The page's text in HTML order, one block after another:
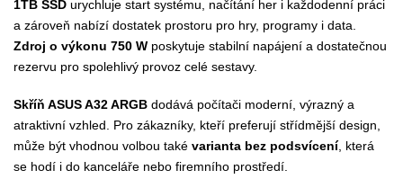
1TB SSD urychluje start systému, načítání her i každodenní práci
a zároveň nabízí dostatek prostoru pro hry, programy i data.
Zdroj o výkonu 750 W poskytuje stabilní napájení a dostatečnou
rezervu pro spolehlivý provoz celé sestavy.
Skříň ASUS A32 ARGB dodává počítači moderní, výrazný a
atraktivní vzhled. Pro zákazníky, kteří preferují střídmější design,
může být vhodnou volbou také varianta bez podsvícení, která
se hodí i do kanceláře nebo firemního prostředí.